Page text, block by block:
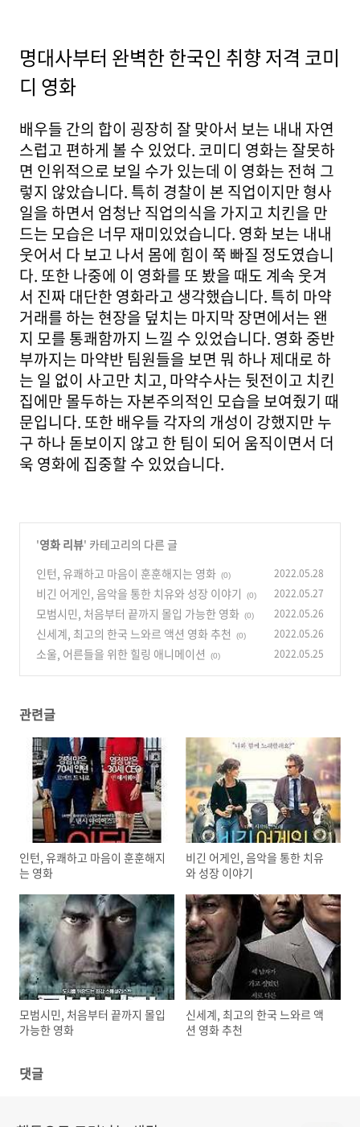
명대사부터 완벽한 한국인 취향 저격 코미
디 영화
배우들 간의 합이 굉장히 잘 맞아서 보는 내내 자연
스럽고 편하게 볼 수 있었다. 코미디 영화는 잘못하
면 인위적으로 보일 수가 있는데 이 영화는 전혀 그
렇지 않았습니다. 특히 경찰이 본 직업이지만 형사
일을 하면서 엄청난 직업의식을 가지고 치킨을 만
드는 모습은 너무 재미있었습니다. 영화 보는 내내
웃어서 다 보고 나서 몸에 힘이 쭉 빠질 정도였습니
다. 또한 나중에 이 영화를 또 봤을 때도 계속 웃겨
서 진짜 대단한 영화라고 생각했습니다. 특히 마약
거래를 하는 현장을 덮치는 마지막 장면에서는 왠
지 모를 통쾌함까지 느낄 수 있었습니다. 영화 중반
부까지는 마약반 팀원들을 보면 뭐 하나 제대로 하
는 일 없이 사고만 치고, 마약수사는 뒷전이고 치킨
집에만 몰두하는 자본주의적인 모습을 보여줬기 때
문입니다. 또한 배우들 각자의 개성이 강했지만 누
구 하나 돋보이지 않고 한 팀이 되어 움직이면서 더
욱 영화에 집중할 수 있었습니다.
'영화 리뷰' 카테고리의 다른 글
인턴, 유쾌하고 마음이 훈훈해지는 영화 (0) 2022.05.28
비긴 어게인, 음악을 통한 치유와 성장 이야기 (0) 2022.05.27
모범시민, 처음부터 끝까지 몰입 가능한 영화 (0) 2022.05.26
신세계, 최고의 한국 느와르 액션 영화 추천 (0) 2022.05.26
소울, 어른들을 위한 힐링 애니메이션 (0) 2022.05.25
관련글
인턴, 유쾌하고 마음이 훈훈해지
는 영화
비긴 어게인, 음악을 통한 치유
와 성장 이야기
모범시민, 처음부터 끝까지 몰입
가능한 영화
신세계, 최고의 한국 느와르 액
션 영화 추천
댓글